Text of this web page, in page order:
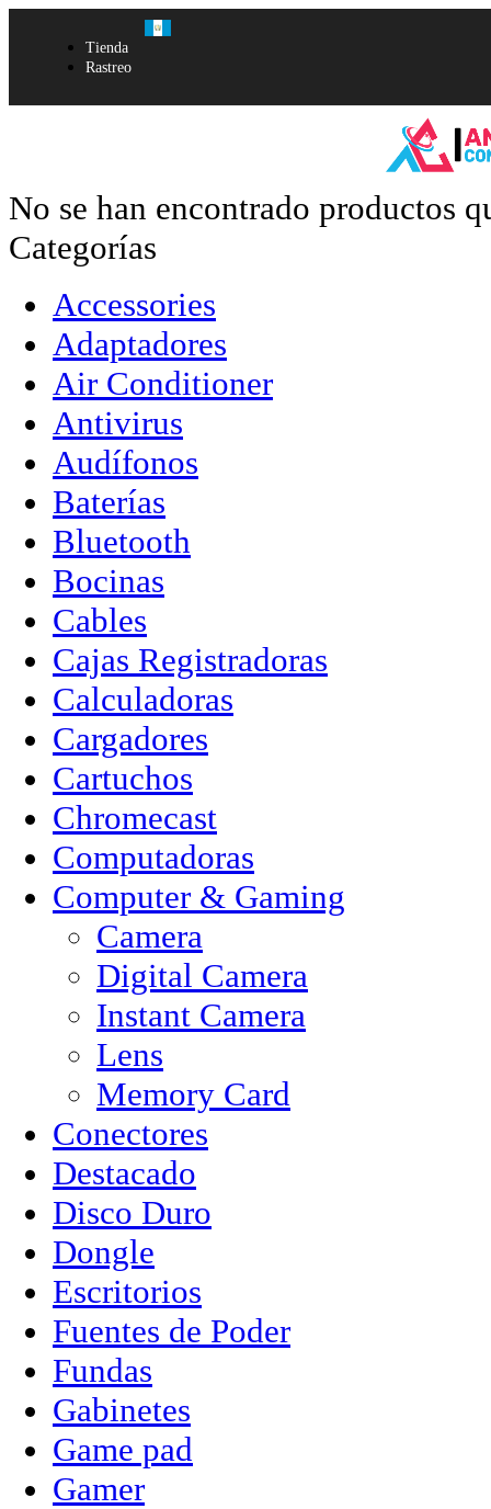
Tienda
Rastreo
No se han encontrado productos
Categorías
Accessories
Adaptadores
Air Conditioner
Antivirus
Audífonos
Baterías
Bluetooth
Bocinas
Cables
Cajas Registradoras
Calculadoras
Cargadores
Cartuchos
Chromecast
Computadoras
Computer & Gaming
Camera
Digital Camera
Instant Camera
Lens
Memory Card
Conectores
Destacado
Disco Duro
Dongle
Escritorios
Fuentes de Poder
Fundas
Gabinetes
Game pad
Gamer